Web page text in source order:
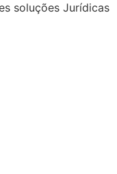
soluções Jurídicas